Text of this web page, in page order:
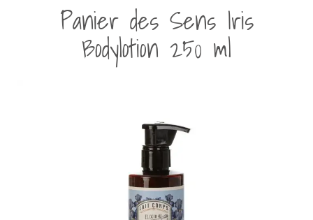
Panier des Sens Iris
Bodylotion 250 ml